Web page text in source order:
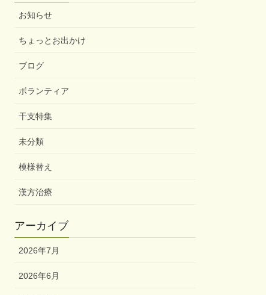
お知らせ
ちょっとお出かけ
ブログ
ボランティア
干支特集
未分類
模様替え
漢方治療
アーカイブ
2026年7月
2026年6月